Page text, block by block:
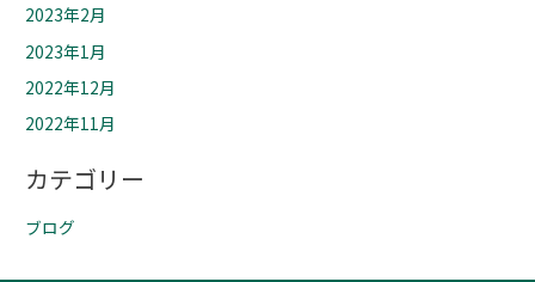
2023年2月
2023年1月
2022年12月
2022年11月
カテゴリー
ブログ